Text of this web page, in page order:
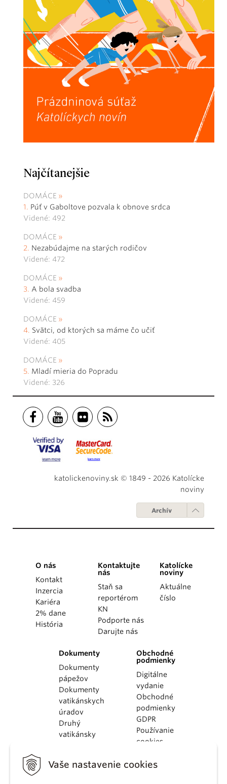
Vaše nastavenie cookies
Najčítanejšie
DOMÁCE
Púť v Gaboltove pozvala k obnove srdca
Videné: 492
DOMÁCE
Nezabúdajme na starých rodičov
Videné: 472
DOMÁCE
A bola svadba
Videné: 459
DOMÁCE
Svätci, od ktorých sa máme čo učiť
Videné: 405
DOMÁCE
Mladí mieria do Popradu
Videné: 326
katolickenoviny.sk © 1849 - 2026 Katolícke
noviny
Archív
O nás
Kontakt
Inzercia
Kariéra
2% dane
História
Kontaktujte
nás
Staň sa
reportérom
KN
Podporte nás
Darujte nás
Katolícke
noviny
Aktuálne
číslo
Dokumenty
Dokumenty
pápežov
Dokumenty
vatikánskych
úradov
Druhý
vatikánsky
KBS
Obchodné
podmienky
Digitálne
vydanie
Obchodné
podmienky
GDPR
Používanie
cookies